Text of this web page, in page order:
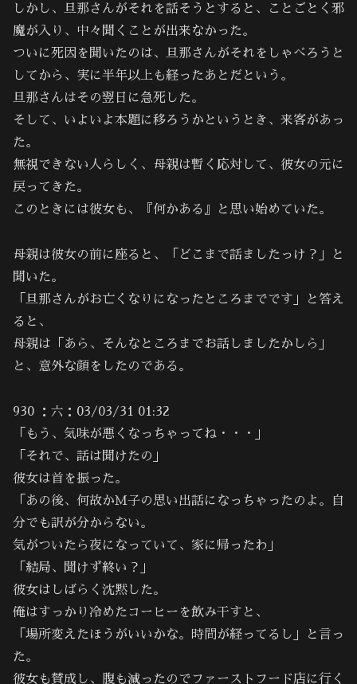
しかし、旦那さんがそれを話そうとすると、ことごとく邪
魔が入り、中々聞くことが出来なかった。
ついに死因を聞いたのは、旦那さんがそれをしゃべろうと
してから、実に半年以上も経ったあとだという。
旦那さんはその翌日に急死した。
そして、いよいよ本題に移ろうかというとき、来客があっ
た。
無視できない人らしく、母親は暫く応対して、彼女の元に
戻ってきた。
このときには彼女も、『何かある』と思い始めていた。
母親は彼女の前に座ると、「どこまで話ましたっけ？」と
聞いた。
「旦那さんがお亡くなりになったところまでです」と答え
ると、
母親は「あら、そんなところまでお話しましたかしら」
と、意外な顔をしたのである。
930 ：六：03/03/31 01:32
「もう、気味が悪くなっちゃってね・・・」
「それで、話は聞けたの」
彼女は首を振った。
「あの後、何故かＭ子の思い出話になっちゃったのよ。自
分でも訳が分からない。
気がついたら夜になっていて、家に帰ったわ」
「結局、聞けず終い？」
彼女はしばらく沈黙した。
俺はすっかり冷めたコーヒーを飲み干すと、
「場所変えたほうがいいかな。時間が経ってるし」と言っ
た。
彼女も賛成し、腹も減ったのでファーストフード店に行く